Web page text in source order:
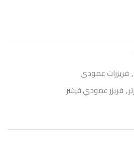
, فريزرات عمودي
, فريزر عمودي فيشر